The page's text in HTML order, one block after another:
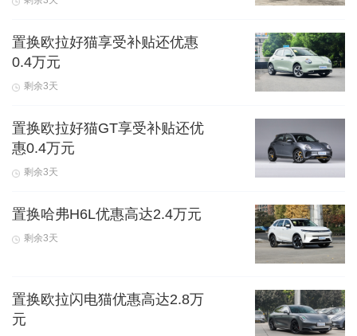
置换欧拉好猫享受补贴还优惠
0.4万元
剩余3天
置换欧拉好猫GT享受补贴还优
惠0.4万元
剩余3天
置换哈弗H6L优惠高达2.4万元
剩余3天
置换欧拉闪电猫优惠高达2.8万
元